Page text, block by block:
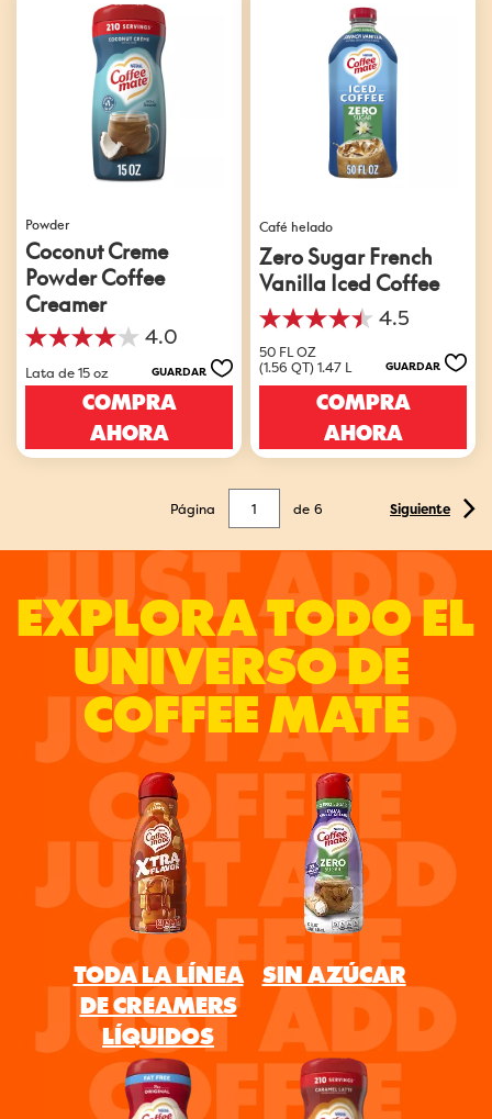
Powder
Coconut Creme
Powder Coffee
Creamer
4.0
4.0
de
5
estrellas.
reseñas
Lata de 15 oz GUARDAR
COMPRA
AHORA
Café helado
Zero Sugar French
Vanilla Iced Coffee
4.5
4.5
de
5
estrellas.
50 FL OZ
(1.56 QT) 1.47 L
GUARDAR
COMPRA
AHORA
Página de 6 Siguiente